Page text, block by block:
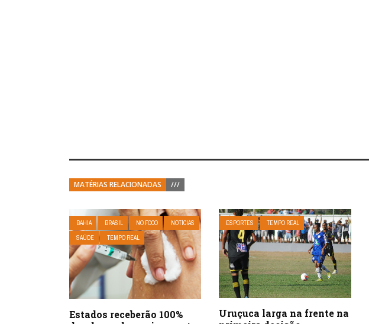
MATÉRIAS RELACIONADAS ///
BAHIA BRASIL NO FOCO
NOTÍCIAS
SAÚDE
TEMPO REAL
Estados receberão 100%
ESPORTES TEMPO REAL
Uruçuca larga na frente na